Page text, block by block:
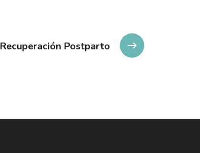
Recuperación Postparto